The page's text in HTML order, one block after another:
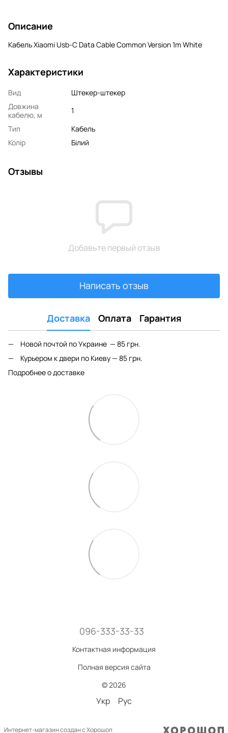
Описание
Кабель Xiaomi Usb-C Data Cable Common Version 1m White
Характеристики
Вид
Штекер-штекер
Довжина
кабелю, м
1
Тип
Кабель
Колір
Білий
Отзывы
Добавьте первый отзыв
Написать отзыв
Доставка Оплата Гарантия
Новой почтой по Украине — 85 грн.
Курьером к двери по Киеву — 85 грн.
Подробнее о доставке
096-333-33-33
Контактная информация
Полная версия сайта
© 2026
Укр Рус
Интернет-магазин создан с Хорошоп